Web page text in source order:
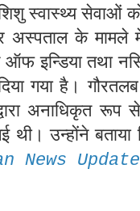
स्वास्थ्य सेवाओं
अस्पताल के
इन्डिया तथा
गया है।
अनाधिकृत
थी। उन्होंने
News